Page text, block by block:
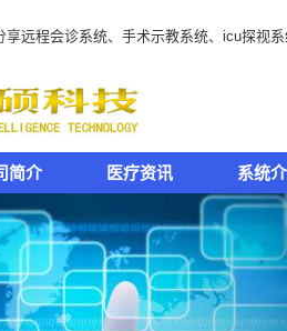
享远程会诊系统、 手术示教系统、 icu探视
简介 医疗资讯 系统